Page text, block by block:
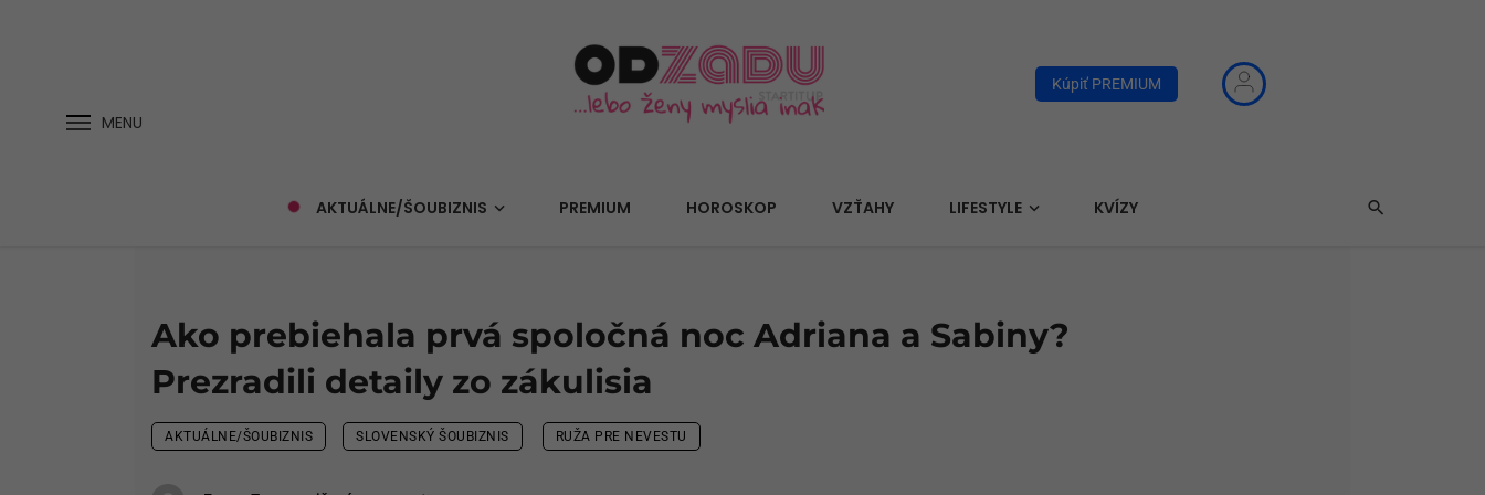
MENU
Kúpiť PREMIUM
AKTUÁLNE/ŠOUBIZNIS PREMIUM HOROSKOP VZŤAHY LIFESTYLE KVÍZY
Ako prebiehala prvá spoločná noc Adriana a Sabiny?
Prezradili detaily zo zákulisia
AKTUÁLNE/ŠOUBIZNIS SLOVENSKÝ ŠOUBIZNIS RUŽA PRE NEVESTU